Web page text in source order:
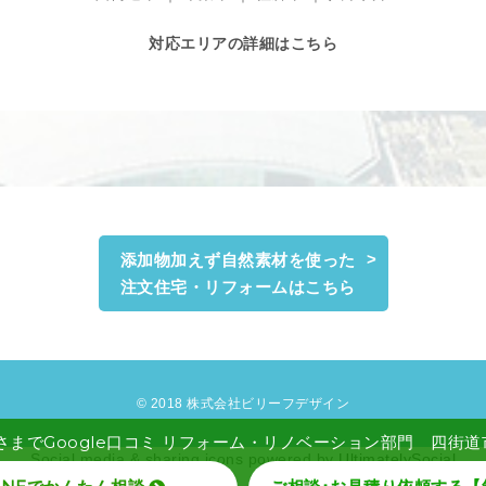
対応エリアの詳細はこちら
添加物加えず自然素材を使った
注文住宅・リフォームはこちら
© 2018 株式会社ビリーフデザイン
Social media & sharing icons powered byUltimatelySocial
までGoogle口コミ リフォーム・リノベーション部門 四街道